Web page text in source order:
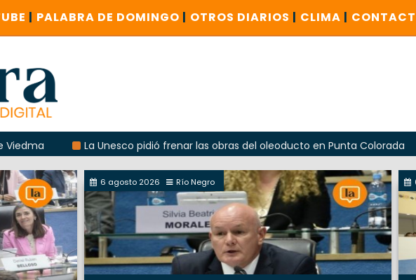
| PALABRA DE DOMINGO | OTROS DIARIOS | CLIMA |
La Unesco pidió frenar las obras del oleoducto en Punta Colorada
6 agosto 2026 Río Negro